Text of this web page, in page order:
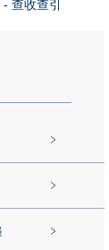
- 查收查引